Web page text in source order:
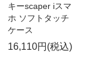
キーscaper iスマ
ホ ソフトタッチ
ケース
16,110円(税込)